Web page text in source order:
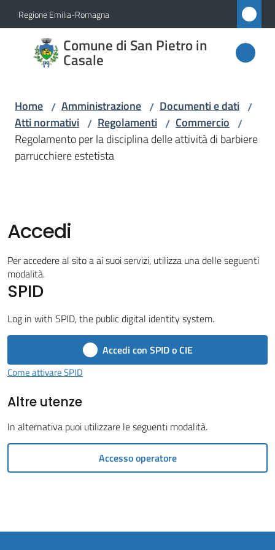
Vai al contenuto
Vai alla navigazione
Vai al footer
Regione Emilia-Romagna
Comune di San Pietro in
Casale
Comune
di San
Casale
Servizi
Vivere
il
Trasparente
Tutti
argomenti...
Home / Amministrazione / Documenti e dati /
Atti normativi / Regolamenti / Commercio /
Regolamento per la disciplina delle attività di barbiere
parrucchiere estetista
Accedi
Per accedere al sito a ai suoi servizi, utilizza una delle seguenti
modalità.
SPID
Log in with SPID, the public digital identity system.
Accedi con SPID o CIE
Come attivare SPID
Altre utenze
In alternativa puoi utilizzare le seguenti modalità.
Accesso operatore